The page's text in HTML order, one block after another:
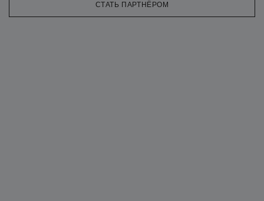
СТАТЬ ПАРТНЁРОМ